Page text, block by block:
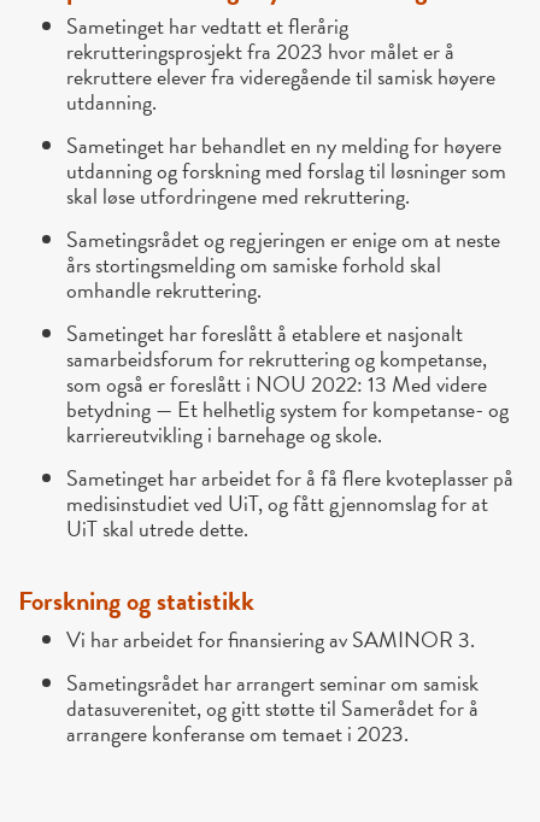
Sametinget har vedtatt et flerårig
rekrutteringsprosjekt fra 2023 hvor målet er å
rekruttere elever fra videregående til samisk høyere
utdanning.
Sametinget har behandlet en ny melding for høyere
utdanning og forskning med forslag til løsninger som
skal løse utfordringene med rekruttering.
Sametingsrådet og regjeringen er enige om at neste
års stortingsmelding om samiske forhold skal
omhandle rekruttering.
Sametinget har foreslått å etablere et nasjonalt
samarbeidsforum for rekruttering og kompetanse,
som også er foreslått i NOU 2022: 13 Med videre
betydning — Et helhetlig system for kompetanse- og
karriereutvikling i barnehage og skole.
Sametinget har arbeidet for å få flere kvoteplasser på
medisinstudiet ved UiT, og fått gjennomslag for at
UiT skal utrede dette.
Forskning og statistikk
Vi har arbeidet for finansiering av SAMINOR 3.
Sametingsrådet har arrangert seminar om samisk
datasuverenitet, og gitt støtte til Samerådet for å
arrangere konferanse om temaet i 2023.